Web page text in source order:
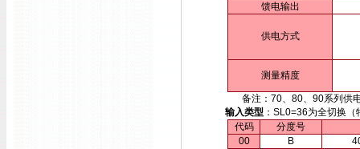
馈电输出
供电方式
测量精度
备注：70、80、90系列供电
输入类型：SL0=36为全切换（
代码
分度号
00
B